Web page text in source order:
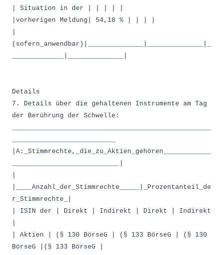
| Situation in der | | | | |
|vorherigen Meldung| 54,18 % | | | |
(sofern_anwendbar)|______________|______________|_
Details
7. Details über die gehaltenen Instrumente am Tag
der Berührung der Schwelle:
|A:_Stimmrechte,_die_zu_Aktien_gehören____________
|____Anzahl_der_Stimmrechte_____|_Prozentanteil_de
r_Stimmrechte_|
| ISIN der | Direkt | Indirekt | Direkt | Indirekt
| Aktien | (§ 130 BörseG | (§ 133 BörseG | (§ 130
BörseG |(§ 133 BörseG |